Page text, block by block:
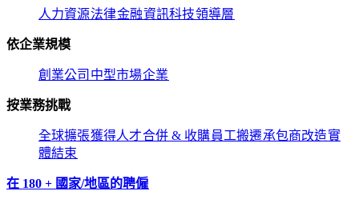
人力資源​​法律​​金融​​資訊科技​​領導層​​
依企業規模​​
創業公司​​ 中型市場​​企業​​
按業務挑戰​​
全球擴張​​獲得人才​​合併 & 收購​​員工搬遷​​承包商改造​​實
體結束​​
在 180 + 國家/地區的聘僱​​